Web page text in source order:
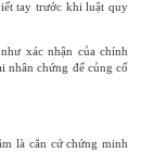
tay trước khi luật quy
xác nhận của chính
nhân chứng để củng cố
là căn cứ chứng minh